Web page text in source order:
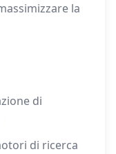
la
di
di ricerca